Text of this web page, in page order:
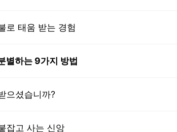
로 태움 받는 경험
별하는 9가지 방법
으셨습니까?
잡고 사는 신앙